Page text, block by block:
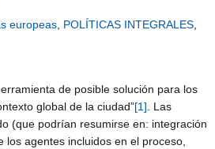
europeas, POLÍTICAS INTEGRALES,
de posible solución para los
global de la ciudad”[1] . Las
(que podrían resumirse en: integración
agentes incluidos en el proceso,